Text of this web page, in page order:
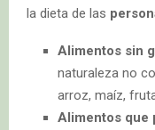
la dieta de las
Alimentos sin
naturaleza no
arroz, maíz,
Alimentos que